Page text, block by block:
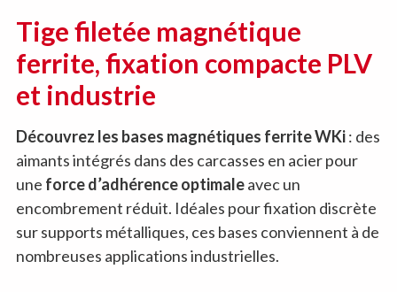
Tige filetée magnétique
ferrite, fixation compacte PLV
et industrie
Découvrez les bases magnétiques ferrite WKi: des
aimants intégrés dans des carcasses en acier pour
une force d’adhérence optimaleavec un
encombrement réduit. Idéales pour fixation discrète
sur supports métalliques, ces bases conviennent à de
nombreuses applications industrielles.